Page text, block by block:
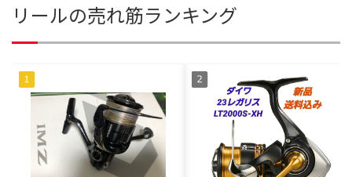
リールの売れ筋ランキング